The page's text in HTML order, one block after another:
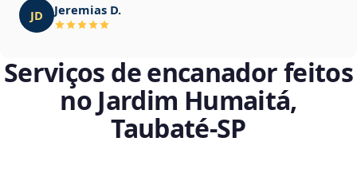
JD Jeremias D.
Serviços de encanador feitos
no Jardim Humaitá,
Taubaté‑SP